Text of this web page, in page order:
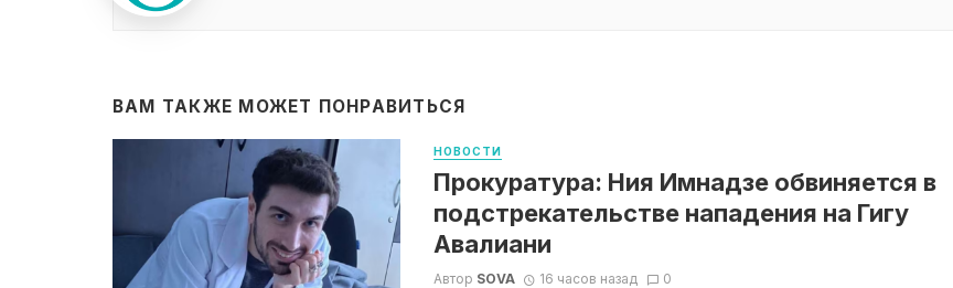
ВАМ ТАКЖЕ МОЖЕТ ПОНРАВИТЬСЯ
НОВОСТИ
Прокуратура: Ния Имнадзе обвиняется в
подстрекательстве нападения на Гигу
Авалиани
Автор SOVA 16 часов назад 0